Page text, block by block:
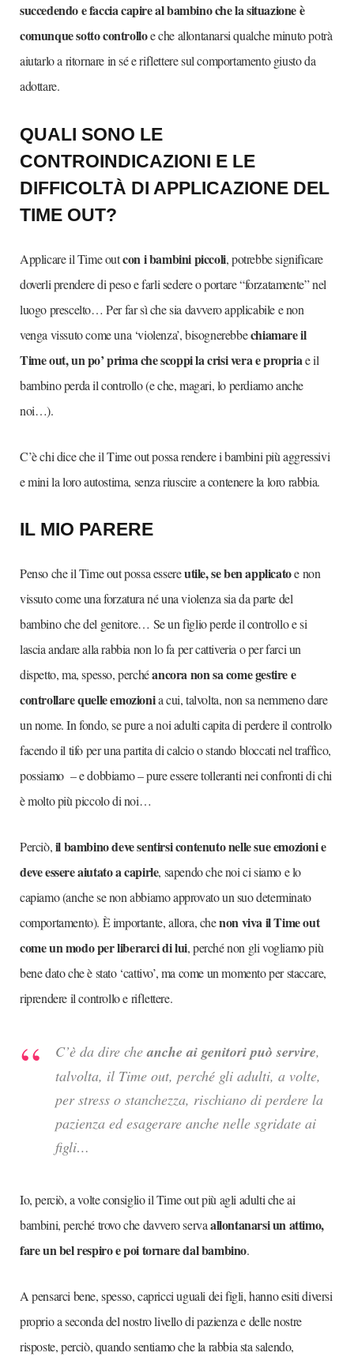
succedendo e faccia capire al bambino che la situazione è
comunque sotto controlloe che allontanarsi qualche minuto potrà
aiutarlo a ritornare in sé e riflettere sul comportamento giusto da
adottare.
QUALI SONO LE
CONTROINDICAZIONI E LE
DIFFICOLTÀ DI APPLICAZIONE DEL
TIME OUT?
Applicare il Time outcon i bambini piccoli, potrebbe significare
doverli prendere di peso e farli sedere o portare “forzatamente” nel
luogo prescelto… Per far sì che sia davvero applicabile e non
venga vissuto come una ‘violenza’, bisognerebbechiamare il
Time out, un po’ prima che scoppi la crisi vera e propriae il
bambino perda il controllo (e che, magari, lo perdiamo anche
noi…).
C’è chi dice che il Time out possa rendere i bambini più aggressivi
e mini la loro autostima, senza riuscire a contenere la loro rabbia.
IL MIO PARERE
Penso che il Time out possa essereutile, se ben applicatoe non
vissuto come una forzatura né una violenza sia da parte del
bambino che del genitore… Se un figlio perde il controllo e si
lascia andare alla rabbia non lo fa per cattiveria o per farci un
dispetto, ma, spesso, perchéancora non sa come gestire e
controllare quelle emozionia cui, talvolta, non sa nemmeno dare
un nome. In fondo, se pure a noi adulti capita di perdere il controllo
facendo il tifo per una partita di calcio o stando bloccati nel traffico,
possiamo – e dobbiamo – pure essere tolleranti nei confronti di chi
è molto più piccolo di noi…
Perciò,il bambino deve sentirsi contenuto nelle sue emozioni e
deve essere aiutato a capirle, sapendo che noi ci siamo e lo
capiamo (anche se non abbiamo approvato un suo determinato
comportamento). È importante, allora, chenon viva il Time out
come un modo per liberarci di lui, perché non gli vogliamo più
bene dato che è stato ‘cattivo’, ma come un momento per staccare,
riprendere il controllo e riflettere.
C’è da dire cheanche ai genitori può servire,
talvolta, il Time out, perché gli adulti, a volte,
per stress o stanchezza, rischiano di perdere la
pazienza ed esagerare anche nelle sgridate ai
figli…
Io, perciò, a volte consiglio il Time out più agli adulti che ai
bambini, perché trovo che davvero servaallontanarsi un attimo,
fare un bel respiro e poi tornare dal bambino.
A pensarci bene, spesso, capricci uguali dei figli, hanno esiti diversi
proprio a seconda del nostro livello di pazienza e delle nostre
risposte, perciò, quando sentiamo che la rabbia sta salendo,